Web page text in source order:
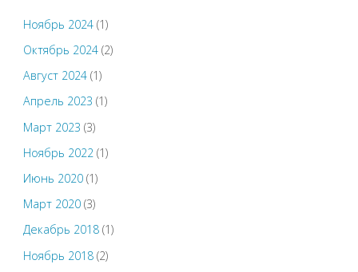
Ноябрь 2024(1)
Октябрь 2024(2)
Август 2024(1)
Апрель 2023 (1)
Март 2023 (3)
Ноябрь 2022 (1)
Июнь 2020(1)
Март 2020(3)
Декабрь 2018(1)
Ноябрь 2018(2)